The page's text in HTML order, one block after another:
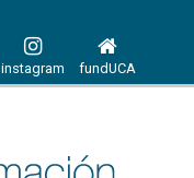
instagram fundUCA